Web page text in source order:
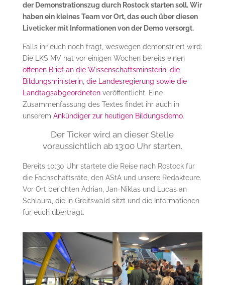
der Demonstrationszug durch Rostock starten soll. Wir
haben ein kleines Team vor Ort, das euch über diesen
Liveticker mit Informationen von der Demo versorgt.
Falls ihr euch noch fragt, weswegen demonstriert wird:
Die LKS MV hat vor einigen Wochen bereits einen
offenen Brief an die Wissenschaftsminsterin, die
Bildungsministerin, die Landesregierung sowie die
Landtagsabgeordnetenveröffentlicht. Eine
Zusammenfassung des Textes findet ihr auch in
unserem Ankündiger zur heutigen Bildungsdemo.
Der Ticker wird an dieser Stelle
voraussichtlich ab 13:00 Uhr starten.
Bereits 10:30 Uhr startete die Reise nach Rostock für
die Fachschaftsräte, den AStA und unsere Redakteure.
Vor Ort berichten Adrian, Jan-Niklas und Lucas an
Schlaura, die in Greifswald sitzt und die Informationen
für euch überträgt.